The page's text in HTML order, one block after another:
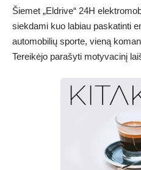
Šiemet „Eldrive“ 24H
siekdami kuo labiau paskatinti
automobilių sporte, vieną
Tereikėjo parašyti motyvacinį